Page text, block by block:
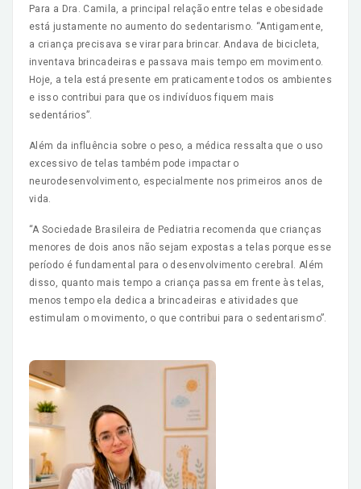
Para a Dra. Camila, a principal relação entre telas e obesidade
está justamente no aumento do sedentarismo. “Antigamente,
a criança precisava se virar para brincar. Andava de bicicleta,
inventava brincadeiras e passava mais tempo em movimento.
Hoje, a tela está presente em praticamente todos os ambientes
e isso contribui para que os indivíduos fiquem mais
sedentários”.
Além da influência sobre o peso, a médica ressalta que o uso
excessivo de telas também pode impactar o
neurodesenvolvimento, especialmente nos primeiros anos de
vida.
“A Sociedade Brasileira de Pediatria recomenda que crianças
menores de dois anos não sejam expostas a telas porque esse
período é fundamental para o desenvolvimento cerebral. Além
disso, quanto mais tempo a criança passa em frente às telas,
menos tempo ela dedica a brincadeiras e atividades que
estimulam o movimento, o que contribui para o sedentarismo”.